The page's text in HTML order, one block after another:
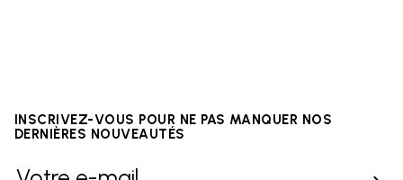
INSCRIVEZ-VOUS POUR NE PAS MANQUER NOS
DERNIÈRES NOUVEAUTÉS